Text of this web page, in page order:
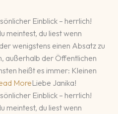
Einblick – herrlich!
meintest, du liest wenn
wenigstens einen Absatz zu
außerhalb der Öffentlichen
heißt es immer: Kleinen
MoreLiebe Janika!
Einblick – herrlich!
meintest, du liest wenn